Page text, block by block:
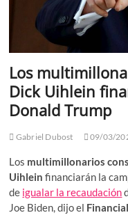
Los
Dick Uihlein
Donald Trump
Gabriel Dubost 09/03/
Los multimillonarios
Uihlein financiarán la
de igualar la recaudación
Joe Biden, dijo el